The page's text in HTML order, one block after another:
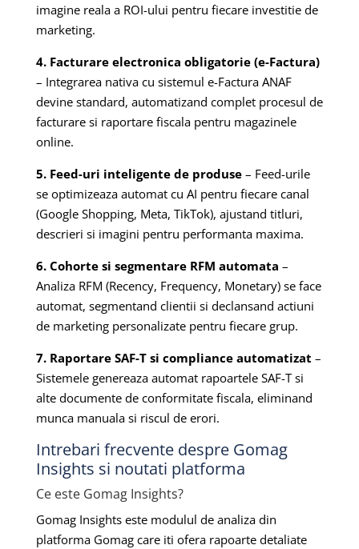
imagine reala a ROI-ului pentru fiecare investitie de
marketing.
4. Facturare electronica obligatorie (e-Factura)
– Integrarea nativa cu sistemul e-Factura ANAF
devine standard, automatizand complet procesul de
facturare si raportare fiscala pentru magazinele
online.
5. Feed-uri inteligente de produse– Feed-urile
se optimizeaza automat cu AI pentru fiecare canal
(Google Shopping, Meta, TikTok), ajustand titluri,
descrieri si imagini pentru performanta maxima.
6. Cohorte si segmentare RFM automata –
Analiza RFM (Recency, Frequency, Monetary) se face
automat, segmentand clientii si declansand actiuni
de marketing personalizate pentru fiecare grup.
7. Raportare SAF-T si compliance automatizat –
Sistemele genereaza automat rapoartele SAF-T si
alte documente de conformitate fiscala, eliminand
munca manuala si riscul de erori.
Intrebari frecvente despre Gomag
Insights si noutati platforma
Ce este Gomag Insights?
Gomag Insights este modulul de analiza din
platforma Gomag care iti ofera rapoarte detaliate